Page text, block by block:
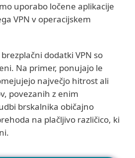
uporabo ločene aplikacije
VPN v operacijskem
dodatki VPN so
Na primer, ponujajo le
največjo hitrost ali
povezanih z enim
brskalnika običajno
na plačljivo različico, ki